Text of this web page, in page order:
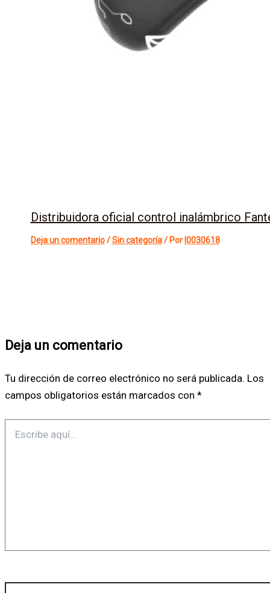
Distribuidora oficial control inalámbrico
Deja un comentario /Sin categoría/ Por l0030618
Deja un comentario
Tu dirección de correo electrónico no será publicada. Los
campos obligatorios están marcados con *
aquí...